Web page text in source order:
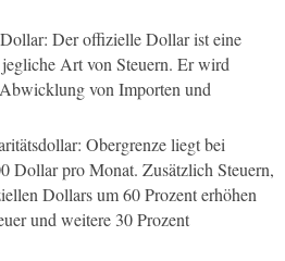
Der offizielle Dollar ist eine
Art von Steuern. Er wird
von Importen und
Obergrenze liegt bei
Dollar pro Monat. Zusätzlich Steuern,
Dollars um 60 Prozent erhöhen
und weitere 30 Prozent